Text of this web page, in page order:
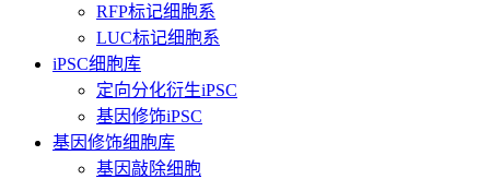
RFP标记细胞系
LUC标记细胞系
iPSC细胞库
定向分化衍生iPSC
基因修饰iPSC
基因修饰细胞库
基因敲除细胞